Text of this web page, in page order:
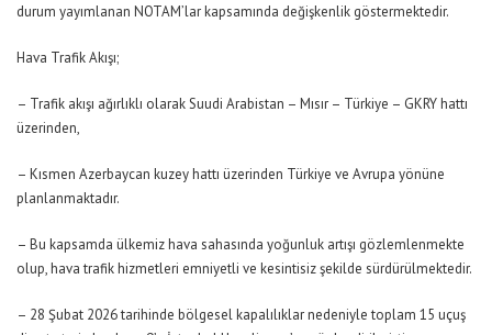
durum yayımlanan NOTAM’lar kapsamında değişkenlik göstermektedir.
Hava Trafik Akışı;
– Trafik akışı ağırlıklı olarak Suudi Arabistan – Mısır – Türkiye – GKRY hattı
üzerinden,
– Kısmen Azerbaycan kuzey hattı üzerinden Türkiye ve Avrupa yönüne
planlanmaktadır.
– Bu kapsamda ülkemiz hava sahasında yoğunluk artışı gözlemlenmekte
olup, hava trafik hizmetleri emniyetli ve kesintisiz şekilde sürdürülmektedir.
– 28 Şubat 2026 tarihinde bölgesel kapalılıklar nedeniyle toplam 15 uçuş